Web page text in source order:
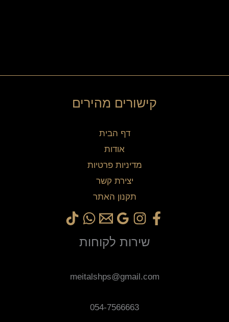
קישורים מהירים
דף הבית
אודות
מדיניות פרטיות
יצירת קשר
תקנון האתר
שירות לקוחות
meitalshps@gmail.com
054-7566663